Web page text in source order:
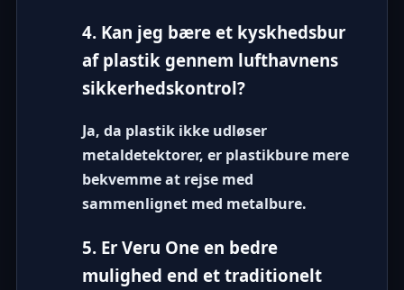
4. Kan jeg bære et kyskhedsbur
af plastik gennem lufthavnens
sikkerhedskontrol?
Ja, da plastik ikke udløser
metaldetektorer, er plastikbure mere
bekvemme at rejse med
sammenlignet med metalbure.
5. Er Veru One en bedre
mulighed end et traditionelt